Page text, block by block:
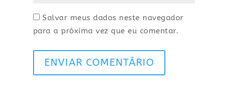
Salvar meus dados neste navegador
para a próxima vez que eu comentar.
ENVIAR COMENTÁRIO